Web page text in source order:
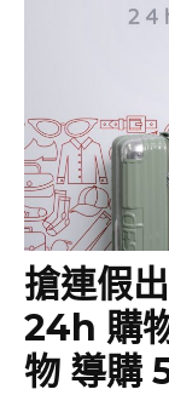
搶連假
24h 購
物 導購